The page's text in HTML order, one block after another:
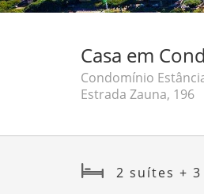
Casa em
Condomínio
Estrada Zauna, 196
2 suítes +